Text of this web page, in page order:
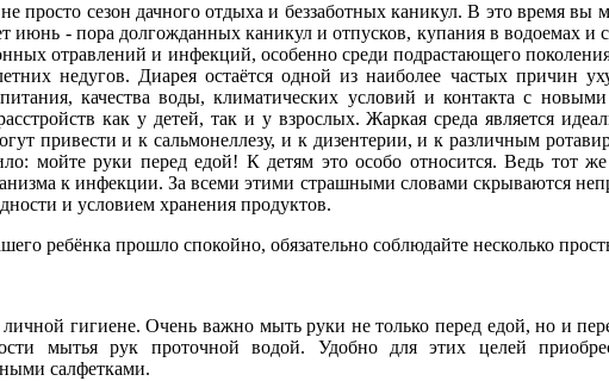
просто сезон дачного отдыха и беззаботных каникул. В это время
июнь - пора долгожданных каникул и отпусков, купания в водоемах
отравлений и инфекций, особенно среди подрастающего
недугов. Диарея остаётся одной из наиболее частых причин
качества воды, климатических условий и контакта с
как у детей, так и у взрослых. Жаркая среда является
привести и к сальмонеллезу, и к дизентерии, и к различным
мойте руки перед едой! К детям это особо относится. Ведь тот
к инфекции. За всеми этими страшными словами скрываются
и условием хранения продуктов.
ребёнка прошло спокойно, обязательно соблюдайте несколько
гигиене. Очень важно мыть руки не только перед едой, но и
мытья рук проточной водой. Удобно для этих целей
салфетками.